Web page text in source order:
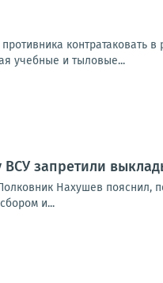
контратаковать
учебные и тыловые...
запретили
Нахушев пояснил,
и...